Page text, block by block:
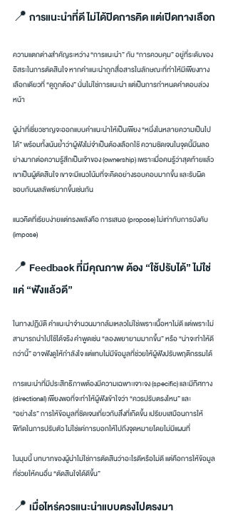
📍 การแนะนำที่ดี ไม่ได้ปิดการคิด แต่เปิดทางเลือก
ความแตกต่างสำคัญระหว่าง “การแนะนำ” กับ “การควบคุม” อยู่ที่ระดับของ
อิสระในการตัดสินใจ หากคำแนะนำถูกสื่อสารในลักษณะที่ทำให้มีเพียงทาง
เลือกเดียวที่ “ดูถูกต้อง” นั่นไม่ใช่การแนะนำ แต่เป็นการกำหนดคำตอบล่วง
หน้า
ผู้นำที่เชี่ยวชาญจะออกแบบคำแนะนำให้เป็นเพียง “หนึ่งในหลายความเป็นไป
ได้” พร้อมทั้งเน้นย้ำว่าผู้ฟังไม่จำเป็นต้องเลือกใช้ ความชัดเจนในจุดนี้มีผลอ
ย่างมากต่อความรู้สึกเป็นเจ้าของ (ownership) เพราะเมื่อคนรู้ว่าสุดท้ายแล้ว
เขาเป็นผู้ตัดสินใจ เขาจะมีแนวโน้มที่จะคิดอย่างรอบคอบมากขึ้น และรับผิด
ชอบกับผลลัพธ์มากขึ้นเช่นกัน
แนวคิดที่เรียบง่ายแต่ทรงพลังคือ การเสนอ (propose) ไม่เท่ากับการบังคับ
(impose)
📍 Feedback ที่มีคุณภาพ ต้อง “ใช้ปรับได้” ไม่ใช่
แค่ “ฟังแล้วดี”
ในทางปฏิบัติ คำแนะนำจำนวนมากล้มเหลวไม่ใช่เพราะเนื้อหาไม่ดี แต่เพราะไม่
สามารถนำไปใช้ได้จริง คำพูดเช่น “ลองพยายามมากขึ้น” หรือ “น่าจะทำให้ดี
กว่านี้” อาจฟังดูให้กำลังใจ แต่แทบไม่มีข้อมูลที่ช่วยให้ผู้ฟังปรับพฤติกรรมได้
การแนะนำที่มีประสิทธิภาพต้องมีความเฉพาะเจาะจง (specific) และมีทิศทาง
(directional) เพียงพอที่จะทำให้ผู้ฟังเข้าใจว่า “ควรปรับตรงไหน” และ
“อย่างไร” การให้ข้อมูลที่ชัดเจนเกี่ยวกับสิ่งที่เกิดขึ้น เปรียบเสมือนการให้
พิกัดในการปรับตัว ไม่ใช่แค่การบอกให้ไปถึงจุดหมายโดยไม่มีแผนที่
ในมุมนี้ บทบาทของผู้นำไม่ใช่การตัดสินว่าอะไรดีหรือไม่ดี แต่คือการให้ข้อมูล
ที่ช่วยให้คนอื่น “ตัดสินใจได้ดีขึ้น”
📍 เมื่อไหร่ควรแนะนำแบบตรงไปตรงมา